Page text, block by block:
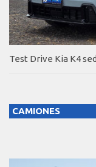
Test Drive Kia K4
CAMIONES